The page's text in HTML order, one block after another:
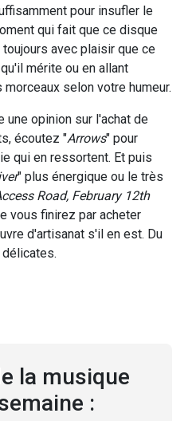
pour insufler le
qui fait que ce disque
avec plaisir que ce
mérite ou en allant
selon votre humeur.
opinion sur l'achat de
écoutez "Arrows" pour
qui en ressortent. Et puis
" plus énergique ou le très
Road, February 12th
vous finirez par acheter
d'artisanat s'il en est. Du
la musique
: